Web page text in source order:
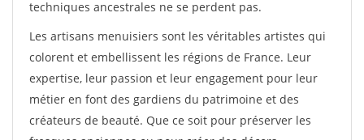
techniques ancestrales ne se perdent pas.
Les artisans menuisiers sont les véritables artistes qui
colorent et embellissent les régions de France. Leur
expertise, leur passion et leur engagement pour leur
métier en font des gardiens du patrimoine et des
créateurs de beauté. Que ce soit pour préserver les